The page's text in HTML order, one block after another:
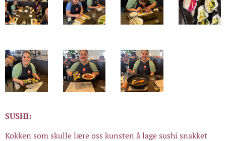
SUSHI:
Kokken som skulle lære oss kunsten å lage sushi snakket